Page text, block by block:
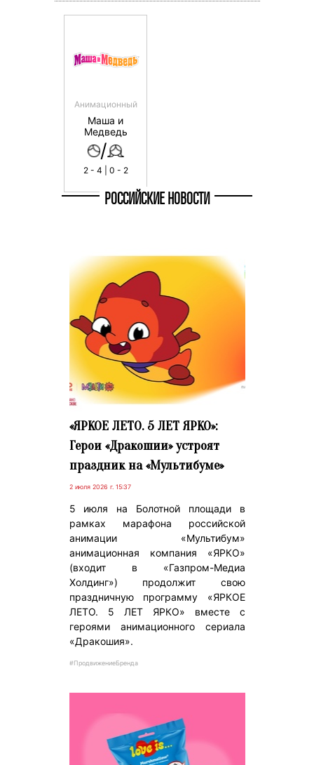
Анимационный
Маша и
Медведь
/
2 - 4 | 0 - 2
РОССИЙСКИЕ НОВОСТИ
«ЯРКОЕ ЛЕТО. 5 ЛЕТ ЯРКО»:
Герои «Дракошии» устроят
праздник на «Мультибуме»
2 июля 2026 г. 15:37
5 июля на Болотной площади в
рамках марафона российской
анимации «Мультибум»
анимационная компания «ЯРКО»
(входит в «Газпром-Медиа
Холдинг») продолжит свою
праздничную программу «ЯРКОЕ
ЛЕТО. 5 ЛЕТ ЯРКО» вместе с
героями анимационного сериала
«Дракошия».
#ПродвижениеБренда